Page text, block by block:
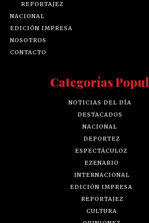
REPORTAJEZ
NACIONAL
EDICIÓN IMPRESA
NOSOTROS
CONTACTO
Categorías
NOTICIAS DEL DÍA
DESTACADOS
NACIONAL
DEPORTEZ
ESPECTÁCULOZ
EZENARIO
INTERNACIONAL
EDICIÓN IMPRESA
REPORTAJEZ
CULTURA